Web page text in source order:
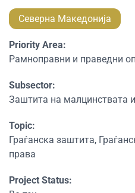
Северна Македонија
Priority Area:
Рамноправни и праведни
Subsector:
Заштита на малцинствата
Topic:
Граѓанска заштита,
права
Project Status: